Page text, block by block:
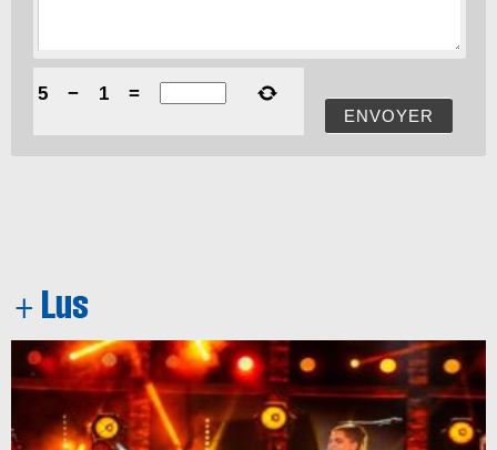
ENVOYER
5 − 1 =